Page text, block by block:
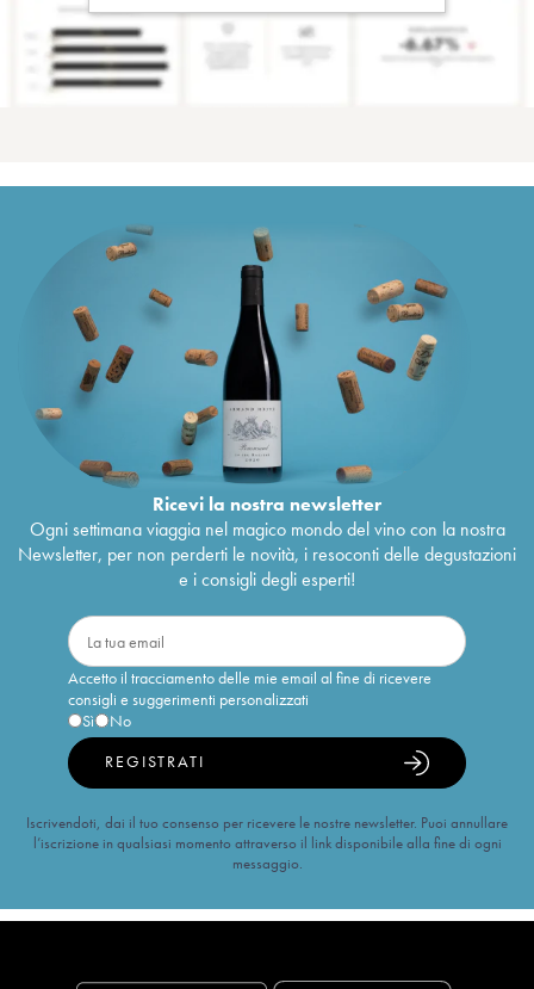
Ricevi la nostra newsletter
Ogni settimana viaggia nel magico mondo del vino con la nostra
Newsletter, per non perderti le novità, i resoconti delle degustazioni
e i consigli degli esperti!
Accetto il tracciamento delle mie email al fine di ricevere
consigli e suggerimenti personalizzati
Sì
No
REGISTRATI
Iscrivendoti, dai il tuo consenso per ricevere le nostre newsletter. Puoi annullare
l’iscrizione in qualsiasi momento attraverso il link disponibile alla fine di ogni
messaggio.